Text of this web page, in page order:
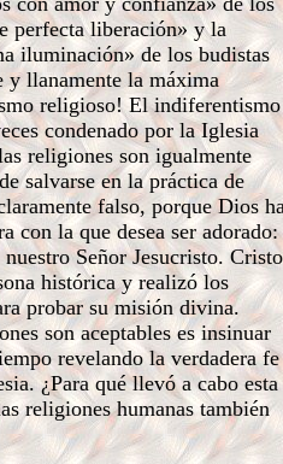
perfecta liberación» y la
iluminación» de los budistas
llanamente la máxima
religioso! El indiferentismo
condenado por la Iglesia
religiones son igualmente
salvarse en la práctica de
falso, porque Dios
con la que desea ser adorado:
Señor Jesucristo. Cristo
histórica y realizó los
probar su misión divina.
son aceptables es insinuar
revelando la verdadera fe
¿Para qué llevó a cabo esta
religiones humanas también